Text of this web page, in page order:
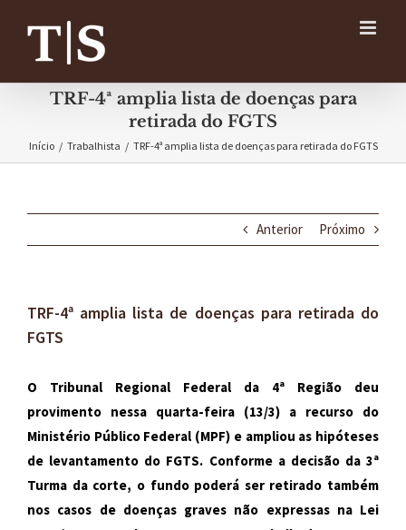
conteúdo
TRF-4ª amplia lista de doenças para
retirada do FGTS
Início / Trabalhista / TRF-4ª amplia lista de doenças para retirada do FGTS
Anterior Próximo
TRF-4ª amplia lista de doenças para retirada do
FGTS
O Tribunal Regional Federal da 4ª Região deu
provimento nessa quarta-feira (13/3) a recurso do
Ministério Público Federal (MPF) e ampliou as hipóteses
de levantamento do FGTS. Conforme a decisão da 3ª
Turma da corte, o fundo poderá ser retirado também
nos casos de doenças graves não expressas na Lei